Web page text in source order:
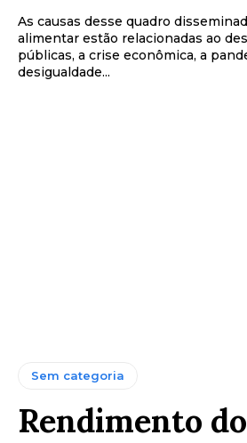
As causas desse quadro
alimentar estão relacionadas ao
públicas, a crise econômica, a
desigualdade...
Sem categoria
Rendimento